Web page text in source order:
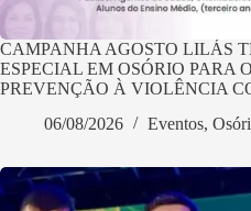
CAMPANHA AGOSTO LILÁS
ESPECIAL EM OSÓRIO PARA
PREVENÇÃO À VIOLÊNCIA
06/08/2026
Eventos,